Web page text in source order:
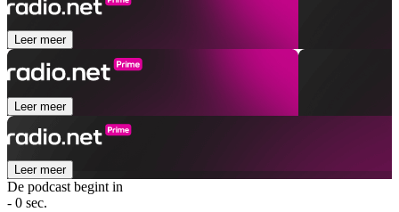
Leer meer
Leer meer
Leer meer
De podcast begint in
- 0 sec.